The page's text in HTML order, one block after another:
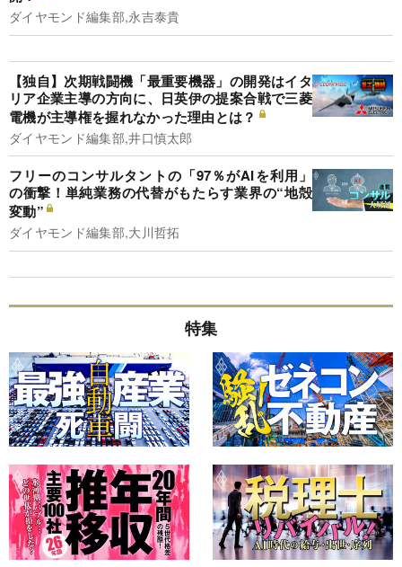
ダイヤモンド編集部,永吉泰貴
【独自】次期戦闘機「最重要機器」の開発はイタ
リア企業主導の方向に、日英伊の提案合戦で三菱
電機が主導権を握れなかった理由とは？
ダイヤモンド編集部,井口慎太郎
フリーのコンサルタントの「97％がAIを利用」
の衝撃！単純業務の代替がもたらす業界の“地殻
変動”
ダイヤモンド編集部,大川哲拓
特集